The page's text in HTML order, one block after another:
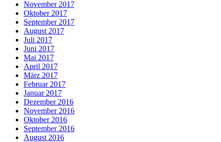
November 2017
Oktober 2017
September 2017
August 2017
Juli 2017
Juni 2017
Mai 2017
April 2017
März 2017
Februar 2017
Januar 2017
Dezember 2016
November 2016
Oktober 2016
September 2016
August 2016